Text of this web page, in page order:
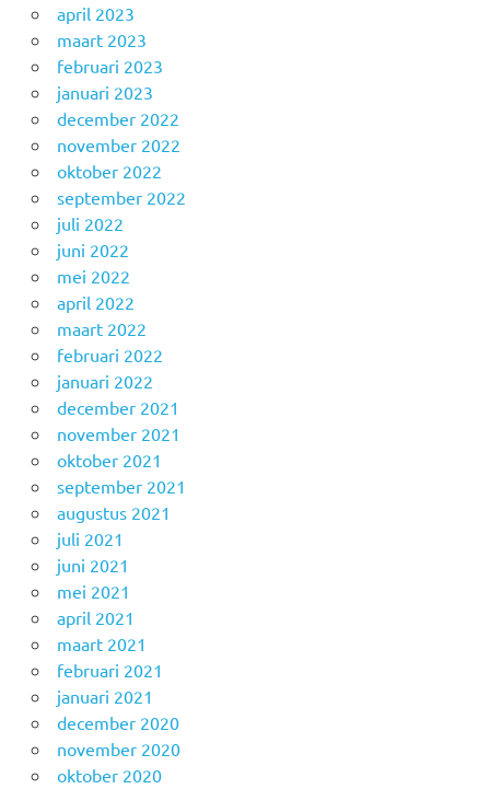
april 2023
maart 2023
februari 2023
januari 2023
december 2022
november 2022
oktober 2022
september 2022
juli 2022
juni 2022
mei 2022
april 2022
maart 2022
februari 2022
januari 2022
december 2021
november 2021
oktober 2021
september 2021
augustus 2021
juli 2021
juni 2021
mei 2021
april 2021
maart 2021
februari 2021
januari 2021
december 2020
november 2020
oktober 2020